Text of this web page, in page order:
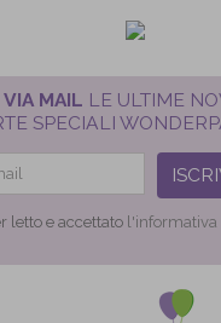
VIA MAIL LE ULTIME
SPECIALI
letto e accettato